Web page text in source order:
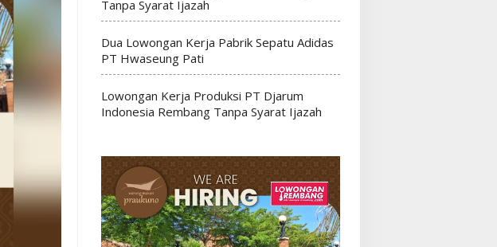
Tanpa Syarat Ijazah
Dua Lowongan Kerja Pabrik Sepatu Adidas
PT Hwaseung Pati
Lowongan Kerja Produksi PT Djarum
Indonesia Rembang Tanpa Syarat Ijazah